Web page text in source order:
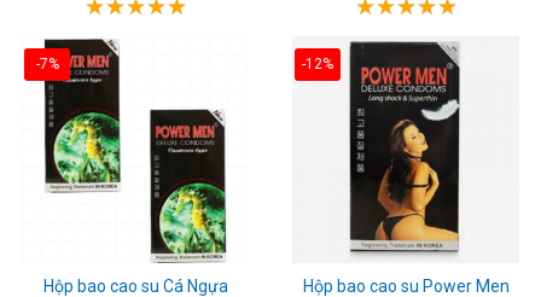
-7%
Hộp bao cao su Cá Ngựa
-12%
Hộp bao cao su Power Men